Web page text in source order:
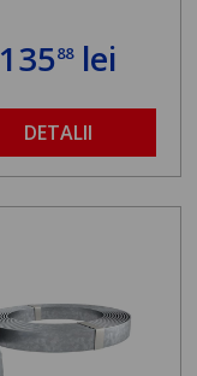
13588lei
DETALII